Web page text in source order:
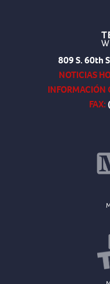
809 S. 60th
NOTICIAS
INFORMACIÓN
FAX: